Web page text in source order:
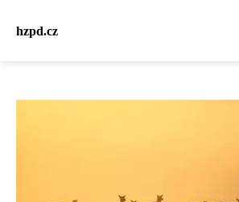
hzpd.cz